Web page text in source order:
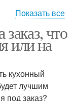
кухня
под кухню
Показать все
что
или на
кухонный
лучшим
под заказ?